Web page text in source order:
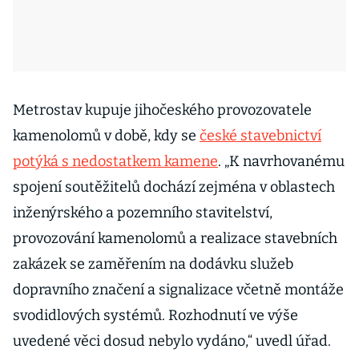
Metrostav kupuje jihočeského provozovatele
kamenolomů v době, kdy se české stavebnictví
potýká s nedostatkem kamene. „K navrhovanému
spojení soutěžitelů dochází zejména v oblastech
inženýrského a pozemního stavitelství,
provozování kamenolomů a realizace stavebních
zakázek se zaměřením na dodávku služeb
dopravního značení a signalizace včetně montáže
svodidlových systémů. Rozhodnutí ve výše
uvedené věci dosud nebylo vydáno,“ uvedl úřad.